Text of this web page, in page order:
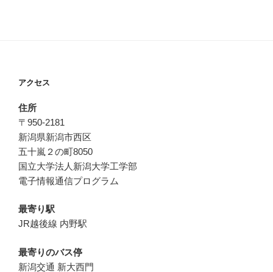
アクセス
住所
〒950-2181
新潟県新潟市西区
五十嵐２の町8050
国立大学法人新潟大学工学部
電子情報通信プログラム
最寄り駅
JR越後線 内野駅
最寄りのバス停
新潟交通 新大西門